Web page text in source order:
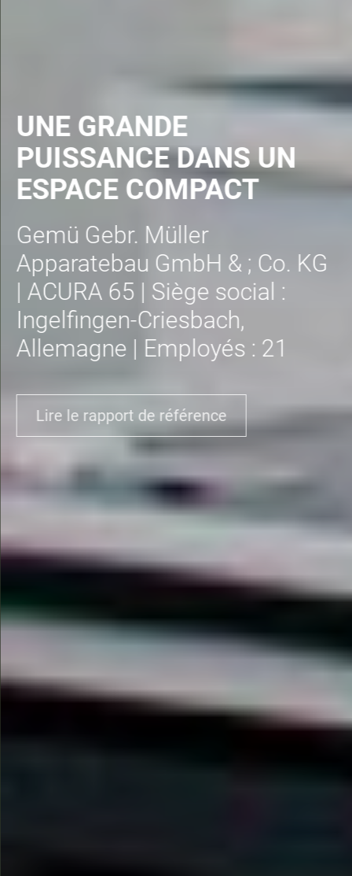
UNE GRANDE
PUISSANCE DANS UN
ESPACE COMPACT
Gemü Gebr. Müller
Apparatebau GmbH & ; Co. KG
| ACURA 65 | Siège social :
Ingelfingen-Criesbach,
Allemagne | Employés : 21
Lire le rapport de référence